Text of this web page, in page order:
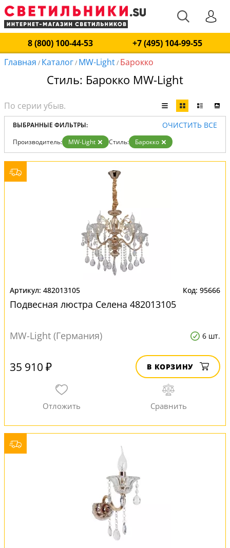
8 (800) 100-44-53
+7 (495) 104-99-55
Главная / Каталог/ MW-Light/ Барокко
Стиль: Барокко MW-Light
ВЫБРАННЫЕ ФИЛЬТРЫ: ОЧИСТИТЬ ВСЕ
Производитель: MW-Light Стиль: Барокко
482013105 95666
Подвесная люстра Селена 482013105
MW-Light (Германия) 6 шт.
35 910 ₽ В КОРЗИНУ